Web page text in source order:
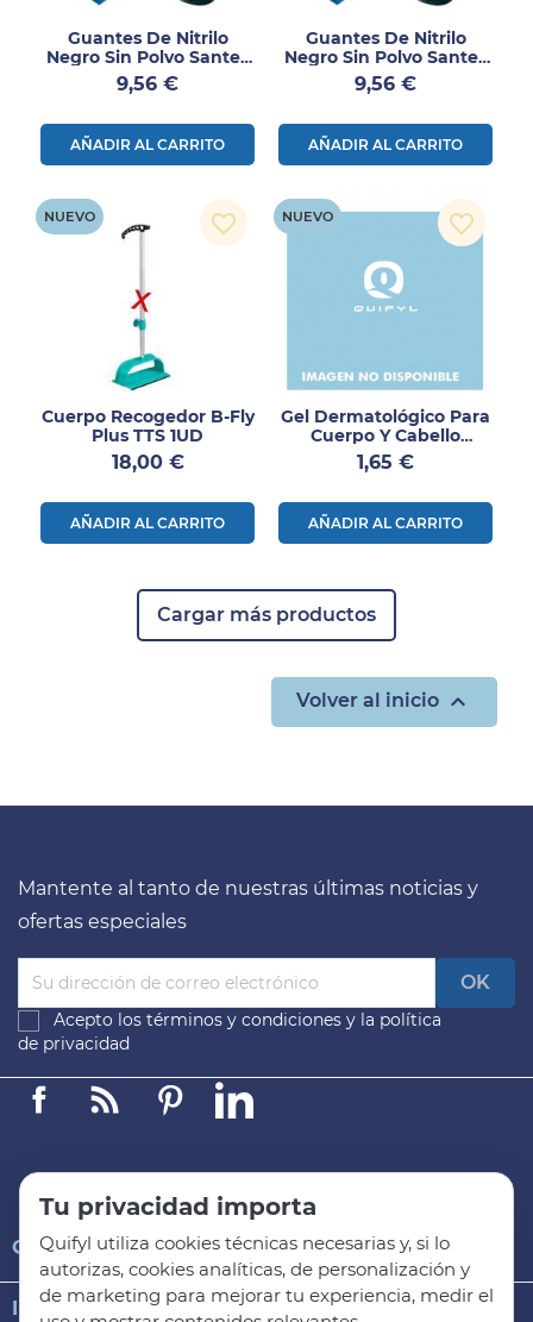
Guantes De Nitrilo
Negro Sin Polvo Santex
Flash Black Talla L 100
Uds
Precio
9,56 €
AÑADIR AL CARRITO
Guantes De Nitrilo
Negro Sin Polvo Santex
Flash Black Talla M 100
Uds
Precio
9,56 €
AÑADIR AL CARRITO
Cuerpo Recogedor B-Fly
Plus TTS 1UD
Precio
18,00 €
AÑADIR AL CARRITO
NUEVO favorite_border
Gel Dermatológico Para
Cuerpo Y Cabello
SENSEL Auridal 1L
Precio
1,65 €
AÑADIR AL CARRITO
NUEVO favorite_border
Cargar más productos
Volver al inicio 
Mantente al tanto de nuestras últimas noticias y
ofertas especiales
Acepto los términos y condiciones y la política
de privacidad
FacebookLinkedinPinterest
QUIFYL
INFORMACIÓN GENERAL 
Tu privacidad importa
Quifyl utiliza cookies técnicas necesarias y, si lo
autorizas, cookies analíticas, de personalización y
de marketing para mejorar tu experiencia, medir el